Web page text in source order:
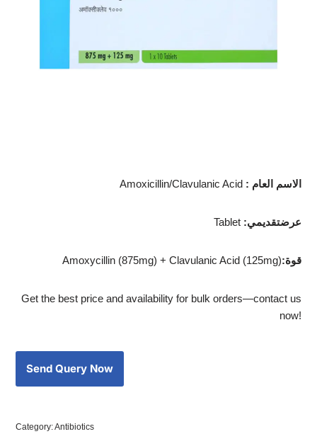
Amoxicillin/Clavulanic Acid : الاسم العام
Tablet :عرضتقديمي
Amoxycillin (875mg) + Clavulanic Acid (125mg):قوة
Get the best price and availability for bulk orders—contact us
now!
Category:Antibiotics